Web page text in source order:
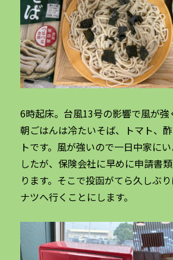
6時起床。台風13号の影響で風が強
朝ごはんは冷たいそば、トマト、
トです。風が強いので一日中家に
したが、保険会社に早めに申請書
ります。そこで投函がてら久しぶ
ナツへ行くことにします。